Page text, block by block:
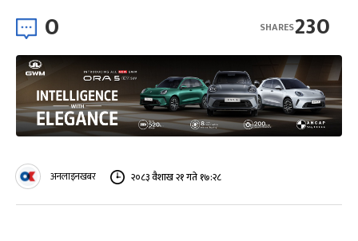
0 230
SHARES
अनलाइनखबर २०८३ वैशाख २१ गते १७:२८